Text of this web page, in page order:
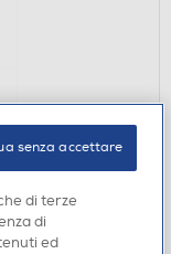
4 sage
di terze
di
ed
senza accettare